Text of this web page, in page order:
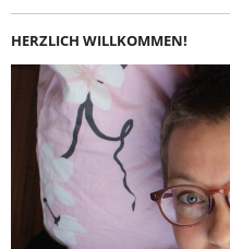
HERZLICH WILLKOMMEN!